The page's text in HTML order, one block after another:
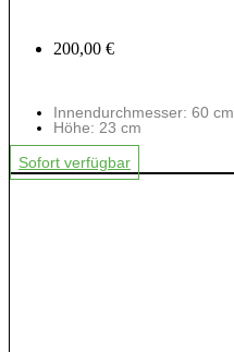
200,00 €
Innendurchmesser: 60 cm
Höhe: 23 cm
Sofort verfügbar